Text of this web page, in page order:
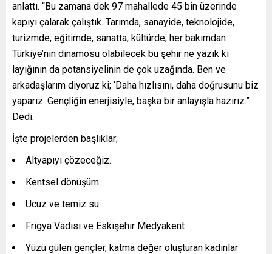
anlattı. “Bu zamana dek 97 mahallede 45 bin üzerinde
kapıyı çalarak çalıştık. Tarımda, sanayide, teknolojide,
turizmde, eğitimde, sanatta, kültürde; her bakımdan
Türkiye’nin dinamosu olabilecek bu şehir ne yazık ki
layığının da potansiyelinin de çok uzağında. Ben ve
arkadaşlarım diyoruz ki; ‘Daha hızlısını, daha doğrusunu biz
yaparız. Gençliğin enerjisiyle, başka bir anlayışla hazırız.”
Dedi.
İşte projelerden başlıklar;
Altyapıyı çözeceğiz.
Kentsel dönüşüm
Ucuz ve temiz su
Frigya Vadisi ve Eskişehir Medyakent
Yüzü gülen gençler, katma değer oluşturan kadınlar